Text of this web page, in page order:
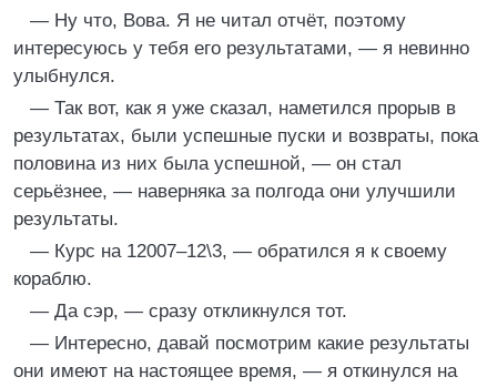
— Ну что, Вова. Я не читал отчёт, поэтому
интересуюсь у тебя его результатами, — я невинно
улыбнулся.
— Так вот, как я уже сказал, наметился прорыв в
результатах, были успешные пуски и возвраты, пока
половина из них была успешной, — он стал
серьёзнее, — наверняка за полгода они улучшили
результаты.
— Курс на 12007–12\3, — обратился я к своему
кораблю.
— Да сэр, — сразу откликнулся тот.
— Интересно, давай посмотрим какие результаты
они имеют на настоящее время, — я откинулся на